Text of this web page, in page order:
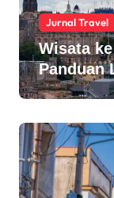
Jurnal Travel
Wisata
Panduan
Destinasi